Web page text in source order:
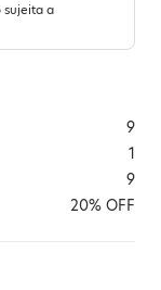
sujeita a
9
1
9
20% OFF